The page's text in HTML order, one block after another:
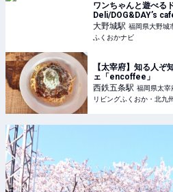
ワンちゃんと遊べる
Deli/DOG&DAY’s
ビ
大野城駅 福岡県大野城
ふくおかナビ
【太宰府】知る人ぞ
ェ「encoffee」
西鉄五条駅 福岡県太宰
リビングふくおか・北九